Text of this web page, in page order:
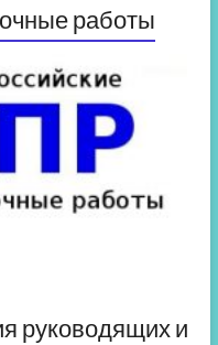
работы
руководящих и